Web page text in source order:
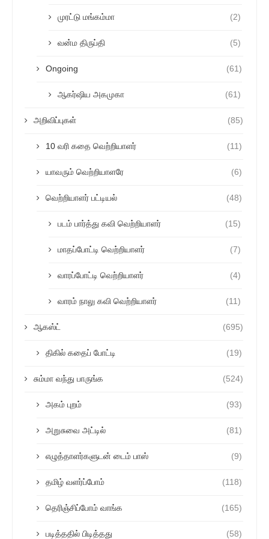
முரட்டு மங்கம்மா (2)
வன்ம திருப்தி (5)
Ongoing (61)
ஆகர்ஷிய அகமுகா (61)
அறிவிப்புகள் (85)
10 வரி கதை வெற்றியாளர் (11)
யாவரும் வெற்றியாளரே (6)
வெற்றியாளர் பட்டியல் (48)
படம் பார்த்து கவி வெற்றியாளர் (15)
மாதப்போட்டி வெற்றியாளர் (7)
வாரப்போட்டி வெற்றியாளர் (4)
வாரம் நாலு கவி வெற்றியாளர் (11)
ஆகஸ்ட் (695)
திகில் கதைப் போட்டி (19)
சும்மா வந்து பாருங்க (524)
அகம் புறம் (93)
அறுசுவை அட்டில் (81)
எழுத்தாளர்களுடன் டைம் பாஸ் (9)
தமிழ் வளர்ப்போம் (118)
தெரிஞ்சிப்போம் வாங்க (165)
படித்ததில் பிடித்தது (58)